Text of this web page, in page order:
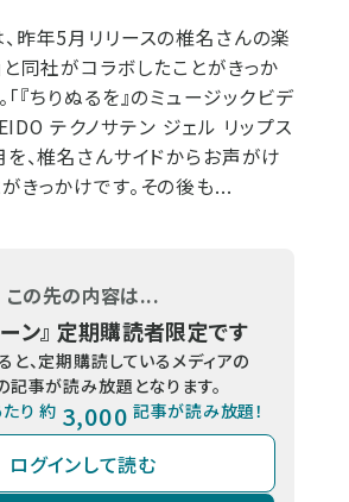
昨年5月リリースの椎名さんの楽
と同社がコラボしたことがきっか
「『ちりぬるを』のミュージックビデ
テクノサテン ジェル リップス
を、椎名さんサイドからお声がけ
きっかけです。その後も...
この先の内容は...
ン』 定期購読者限定です
と、定期購読しているメディアの
記事が読み放題となります。
り 約 3,000 記事が読み放題！
ログインして読む